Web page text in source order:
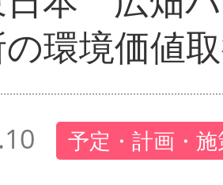
環境価値
予定・計画・